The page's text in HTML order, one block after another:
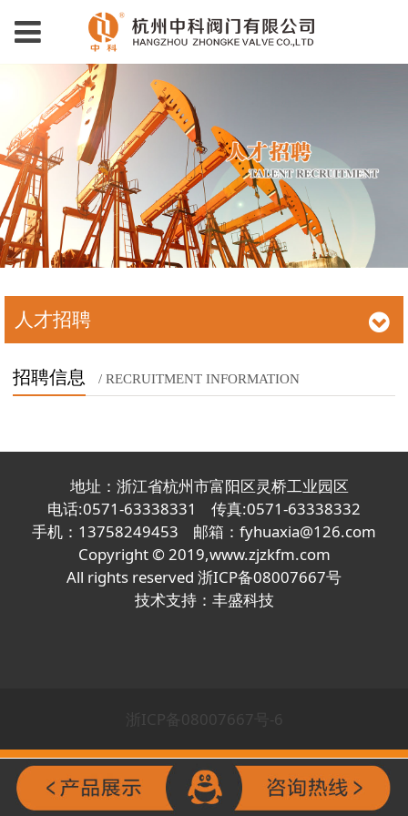
人才招聘
招聘信息 / RECRUITMENT INFORMATION
地址：浙江省杭州市富阳区灵桥工业园区
电话:0571-63338331 传真:0571-63338332
手机：13758249453 邮箱：fyhuaxia@126.com
Copyright © 2019,www.zjzkfm.com
All rights reserved 浙ICP备08007667号
技术支持： 丰盛科技
浙ICP备08007667号-6